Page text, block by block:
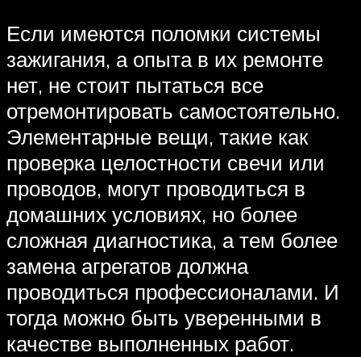
Если имеются поломки системы
зажигания, а опыта в их ремонте
нет, не стоит пытаться все
отремонтировать самостоятельно.
Элементарные вещи, такие как
проверка целостности свечи или
проводов, могут проводиться в
домашних условиях, но более
сложная диагностика, а тем более
замена агрегатов должна
проводиться профессионалами. И
тогда можно быть уверенными в
качестве выполненных работ.